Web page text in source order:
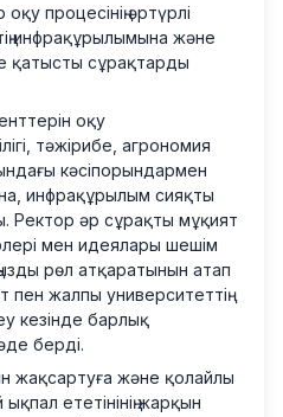
процесінің әртүрлі
инфрақұрылымына және
қатысты сұрақтарды
оқу
тәжірибе, агрономия
кәсіпорындармен
инфрақұрылым сияқты
Ректор әр сұрақты мұқият
мен идеялары шешім
рөл атқаратынын атап
пен жалпы университеттің
кезінде барлық
берді.
жақсартуға және қолайлы
ететінінің жарқын